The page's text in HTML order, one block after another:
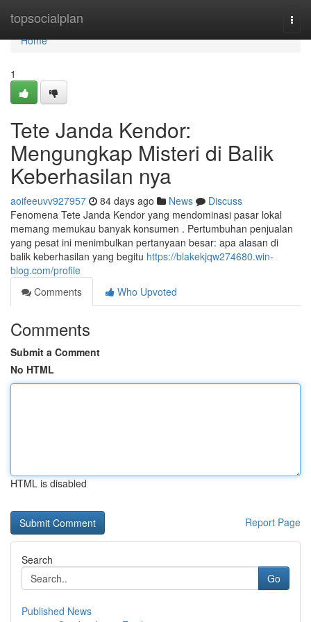
topsocialplan
Home
Home
1
Tete Janda Kendor:
Mengungkap Misteri di Balik
Keberhasilan nya
aoifeeuvv927957 84 days ago News
Discuss
Fenomena Tete Janda Kendor yang mendominasi pasar lokal
memang memukau banyak konsumen . Pertumbuhan penjualan
yang pesat ini menimbulkan pertanyaan besar: apa alasan di
balik keberhasilan yang begitu https://blakekjqw274680.win-
blog.com/profile
Comments
Who Upvoted
Comments
Submit a Comment
No HTML
HTML is disabled
Report Page
Search
Go
Published News